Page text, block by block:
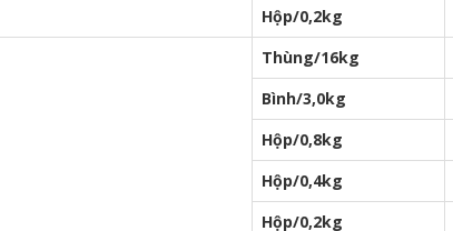
Hộp/0,2kg
Thùng/16kg
Bình/3,0kg
Hộp/0,8kg
Hộp/0,4kg
Hộp/0,2kg